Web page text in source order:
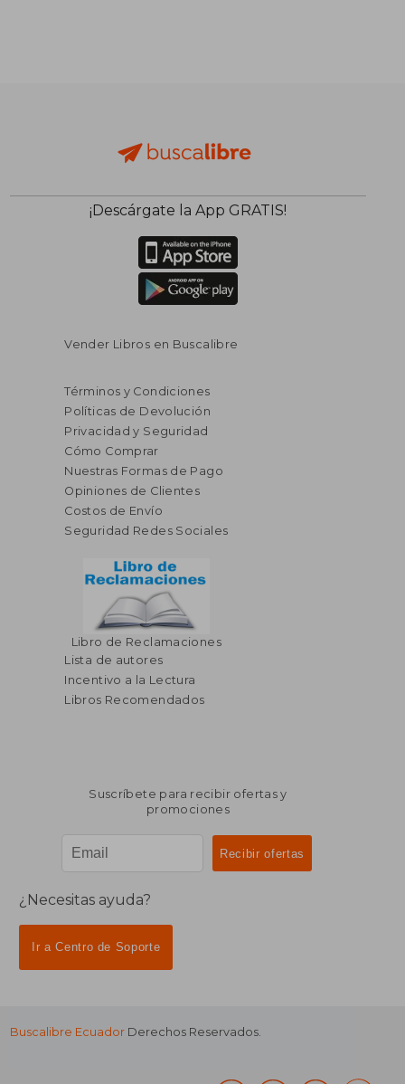
¡Descárgate la App GRATIS!
Vender Libros en Buscalibre
Términos y Condiciones
Políticas de Devolución
Privacidad y Seguridad
Cómo Comprar
Nuestras Formas de Pago
Opiniones de Clientes
Costos de Envío
Seguridad Redes Sociales
Libro de Reclamaciones
Lista de autores
Incentivo a la Lectura
Libros Recomendados
Suscríbete para recibir ofertas y
promociones
¿Necesitas ayuda?
Ir a Centro de Soporte
Buscalibre Ecuador Derechos Reservados.